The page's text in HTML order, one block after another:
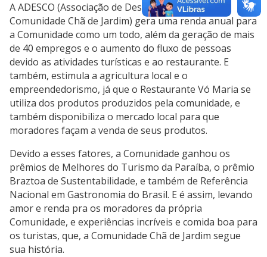
A ADESCO (Associação de Desenvolvimento da
Comunidade Chã de Jardim) gera uma renda anual para
a Comunidade como um todo, além da geração de mais
de 40 empregos e o aumento do fluxo de pessoas
devido as atividades turísticas e ao restaurante. E
também, estimula a agricultura local e o
empreendedorismo, já que o Restaurante Vó Maria se
utiliza dos produtos produzidos pela comunidade, e
também disponibiliza o mercado local para que
moradores façam a venda de seus produtos.
Devido a esses fatores, a Comunidade ganhou os
prêmios de Melhores do Turismo da Paraíba, o prêmio
Braztoa de Sustentabilidade, e também de Referência
Nacional em Gastronomia do Brasil. E é assim, levando
amor e renda pra os moradores da própria
Comunidade, e experiências incríveis e comida boa para
os turistas, que, a Comunidade Chã de Jardim segue
sua história.